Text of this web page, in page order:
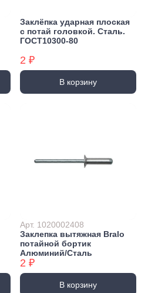
Заклёпка ударная плоская
с потай головкой. Сталь.
ГОСТ10300-80
2 ₽
В корзину
Арт. 1020002408
Заклепка вытяжная Bralo
потайной бортик
Алюминий/Сталь
2 ₽
В корзину